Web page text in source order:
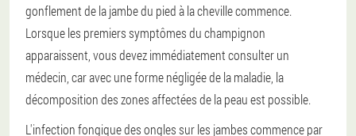
gonflement de la jambe du pied à la cheville commence.
Lorsque les premiers symptômes du champignon
apparaissent, vous devez immédiatement consulter un
médecin, car avec une forme négligée de la maladie, la
décomposition des zones affectées de la peau est possible.
L'infection fongique des ongles sur les jambes commence par